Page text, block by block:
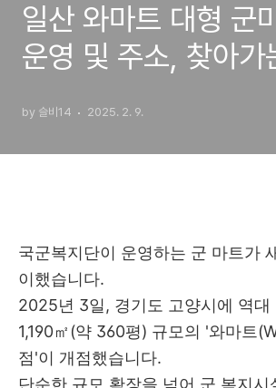
일산 와마트 대형 군
운영 및 주소, 찾아가
by 슬비14 2025. 2. 9.
국군복지단이 운영하는 군 마트가
이했습니다.
2025년 3일, 경기도 고양시에 역대
1,190㎡(약 360평) 규모의 '와마트
점'이 개점했습니다.
단순한 규모 확장을 넘어 군 복지시